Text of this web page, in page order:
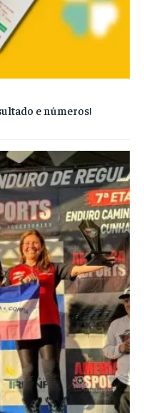
e números!